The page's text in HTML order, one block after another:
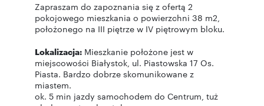
Zapraszam do zapoznania się z ofertą 2
pokojowego mieszkania o powierzchni 38 m2,
położonego na III piętrze w IV piętrowym bloku.
Lokalizacja: Mieszkanie położone jest w
miejscowości Białystok, ul. Piastowska 17 Os.
Piasta. Bardzo dobrze skomunikowane z
miastem.
ok. 5 min jazdy samochodem do Centrum, tuż